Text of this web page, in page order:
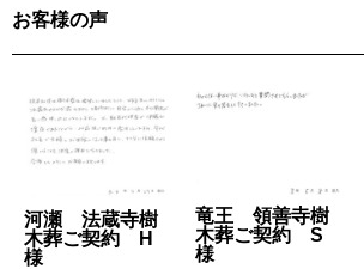
お客様の声
河瀬 法蔵寺樹
木葬ご契約 H
様
竜王 領善寺樹
木葬ご契約 S
様